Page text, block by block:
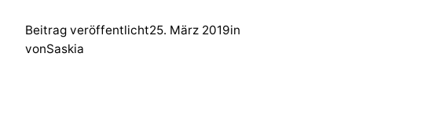
Beitrag veröffentlicht25. März 2019in
vonSaskia